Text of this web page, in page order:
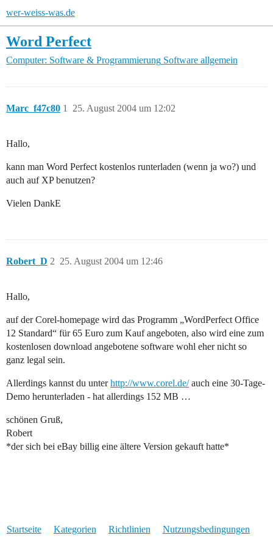
wer-weiss-was.de
Word Perfect
Computer: Software & Programmierung Software allgemein
Marc_f47c80 25. August 2004 um 12:02
1
Hallo,
kann man Word Perfect kostenlos runterladen (wenn ja wo?) und
auch auf XP benutzen?
Vielen DankE
Robert_D 25. August 2004 um 12:46
2
Hallo,
auf der Corel-homepage wird das Programm „WordPerfect Office
12 Standard“ für 65 Euro zum Kauf angeboten, also wird eine zum
kostenlosen download angebotene software wohl eher nicht so
ganz legal sein.
Allerdings kannst du unterhttp://www.corel.de/auch eine 30-Tage-
Demo herunterladen - hat allerdings 152 MB …
schönen Gruß,
Robert
*der sich bei eBay billig eine ältere Version gekauft hatte*
Startseite Kategorien Richtlinien Nutzungsbedingungen